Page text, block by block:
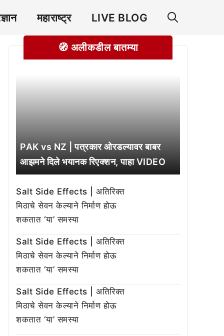
महाराष्ट्र LIVE BLOG
🧭 अलीकडील बातम्या
PAK vs NZ | पत्रकार ओरडल्यावर बाबर
आझमने दिले भयानक रिएक्शन, पाहा VIDEO
Salt Side Effects | अतिरिक्त
मिठाचे सेवन केल्याने निर्माण होऊ
शकतात ‘या’ समस्या
Salt Side Effects | अतिरिक्त
मिठाचे सेवन केल्याने निर्माण होऊ
शकतात ‘या’ समस्या
Salt Side Effects | अतिरिक्त
मिठाचे सेवन केल्याने निर्माण होऊ
शकतात ‘या’ समस्या